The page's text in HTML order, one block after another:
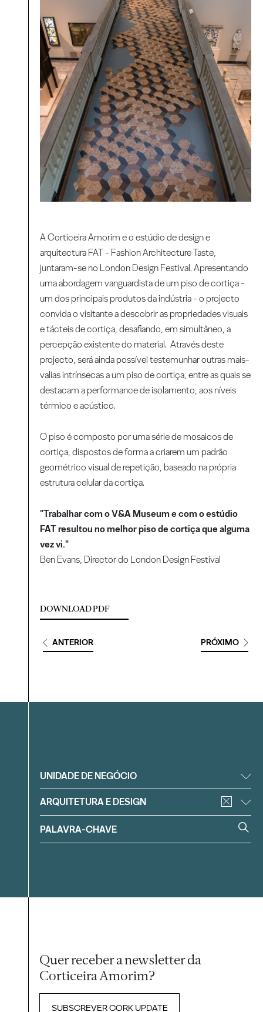
A Corticeira Amorim e o estúdio de design e
arquitectura FAT - Fashion Architecture Taste,
juntaram-se no London Design Festival. Apresentando
uma abordagem vanguardista de um piso de cortiça -
um dos principais produtos da indústria - o projecto
convida o visitante a descobrir as propriedades visuais
e tácteis de cortiça, desafiando, em simultâneo, a
percepção existente do material. Através deste
projecto, será ainda possível testemunhar outras mais-
valias intrínsecas a um piso de cortiça, entre as quais se
destacam a performance de isolamento, aos níveis
térmico e acústico.
O piso é composto por uma série de mosaicos de
cortiça, dispostos de forma a criarem um padrão
geométrico visual de repetição, baseado na própria
estrutura celular da cortiça.
"Trabalhar com o V&A Museum e com o estúdio
FAT resultou no melhor piso de cortiça que alguma
vez vi."
Ben Evans, Director do London Design Festival
DOWNLOAD PDF
ANTERIOR PRÓXIMO
Filtrar
UNIDADE DE NEGÓCIO
ARQUITETURA E DESIGN
Quer receber a newsletter da
Corticeira Amorim?
SUBSCREVER CORK UPDATE